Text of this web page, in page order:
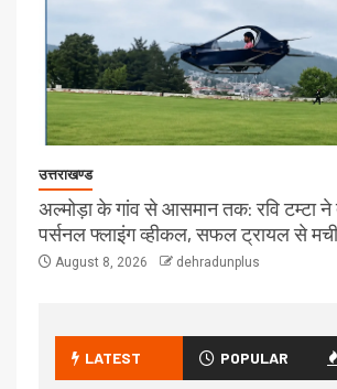
उत्तराखण्ड
अल्मोड़ा के गांव से आसमान तक: रवि टम्टा ने
पर्सनल फ्लाइंग व्हीकल, सफल ट्रायल से मची
August 8, 2026 dehradunplus
LATEST POPULAR